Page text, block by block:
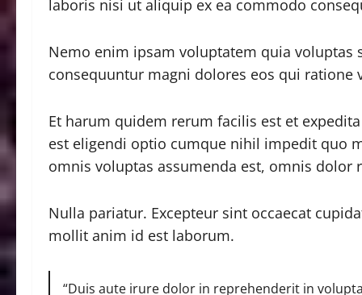
laboris nisi ut aliquip ex ea commodo
Nemo enim ipsam voluptatem quia
consequuntur magni dolores eos qui ratione
Et harum quidem rerum facilis est et
est eligendi optio cumque nihil impedit quo
omnis voluptas assumenda est, omnis dolor
Nulla pariatur. Excepteur sint occaecat
mollit anim id est laborum.
“Duis aute irure dolor in reprehenderit in